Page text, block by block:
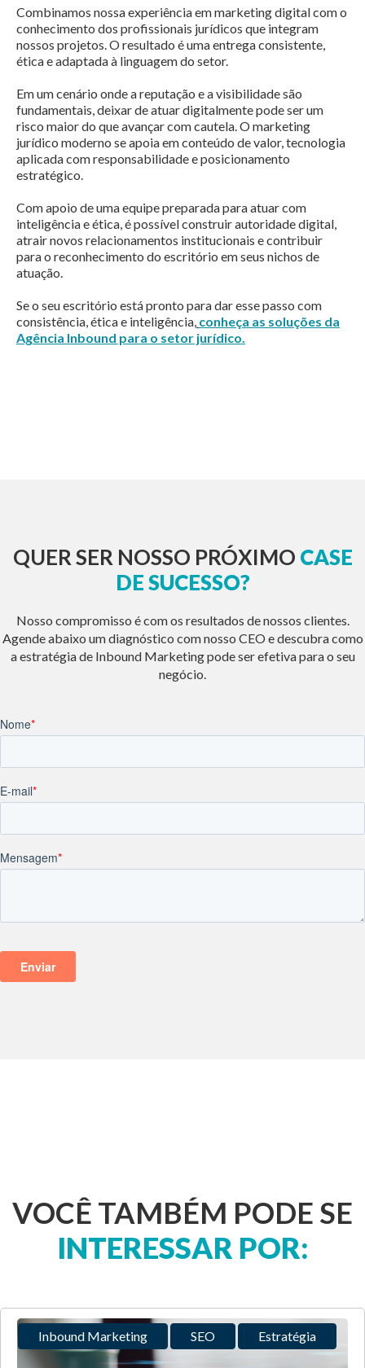
Combinamos nossa experiência em marketing digital com o
conhecimento dos profissionais jurídicos que integram
nossos projetos. O resultado é uma entrega consistente,
ética e adaptada à linguagem do setor.
Em um cenário onde a reputação e a visibilidade são
fundamentais, deixar de atuar digitalmente pode ser um
risco maior do que avançar com cautela. O marketing
jurídico moderno se apoia em conteúdo de valor, tecnologia
aplicada com responsabilidade e posicionamento
estratégico.
Com apoio de uma equipe preparada para atuar com
inteligência e ética, é possível construir autoridade digital,
atrair novos relacionamentos institucionais e contribuir
para o reconhecimento do escritório em seus nichos de
atuação.
Se o seu escritório está pronto para dar esse passo com
consistência, ética e inteligência, conheça as soluções da
Agência Inbound para o setor jurídico.
QUER SER NOSSO PRÓXIMO CASE
DE SUCESSO?
Nosso compromisso é com os resultados de nossos clientes.
Agende abaixo um diagnóstico com nosso CEO e descubra como
a estratégia de Inbound Marketing pode ser efetiva para o seu
negócio.
VOCÊ TAMBÉM PODE SE
INTERESSAR POR:
Inbound Marketing SEO Estratégia